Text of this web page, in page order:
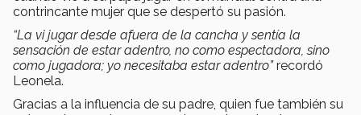
contrincante mujer que se despertó su pasión.
“La vi jugar desde afuera de la cancha y sentía la
sensación de estar adentro, no como espectadora, sino
como jugadora; yo necesitaba estar adentro”recordó
Leonela.
Gracias a la influencia de su padre, quien fue también su